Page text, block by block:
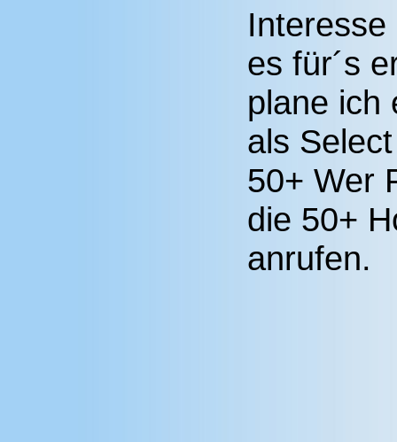
es für´s
plane ich
als
50+ Wer
die 50+
anrufen.